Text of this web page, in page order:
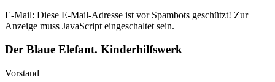
E-Mail: Diese E-Mail-Adresse ist vor Spambots geschützt! Zur
Anzeige muss JavaScript eingeschaltet sein.
Der Blaue Elefant. Kinderhilfswerk
Vorstand